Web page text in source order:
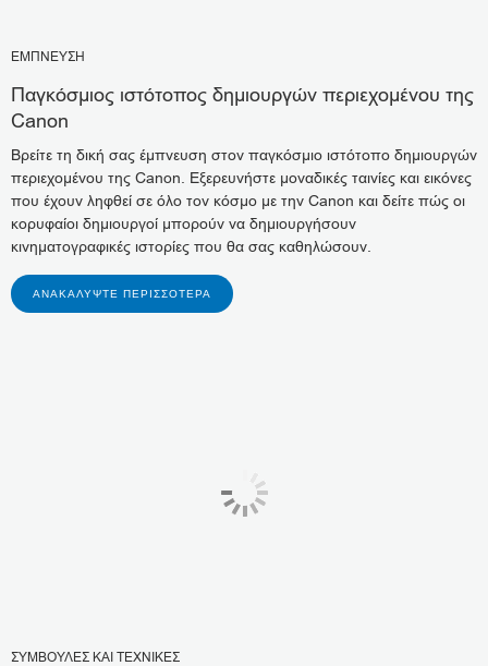
ΕΜΠΝΕΥΣΗ
Παγκόσμιος ιστότοπος δημιουργών περιεχομένου της
Canon
Βρείτε τη δική σας έμπνευση στον παγκόσμιο ιστότοπο δημιουργών
περιεχομένου της Canon. Εξερευνήστε μοναδικές ταινίες και εικόνες
που έχουν ληφθεί σε όλο τον κόσμο με την Canon και δείτε πώς οι
κορυφαίοι δημιουργοί μπορούν να δημιουργήσουν
κινηματογραφικές ιστορίες που θα σας καθηλώσουν.
ΑΝΑΚΑΛΎΨΤΕ ΠΕΡΙΣΣΌΤΕΡΑ
ΣΥΜΒΟΥΛΕΣ ΚΑΙ ΤΕΧΝΙΚΕΣ